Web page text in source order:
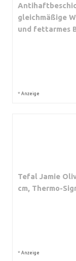
gleichmäßige
und fettarmes
* Anzeige
Tefal Jamie
cm, Thermo-
* Anzeige